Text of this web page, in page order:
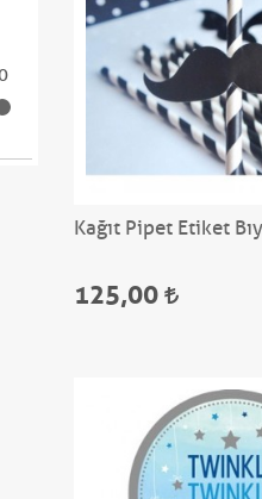
Kağıt Pipet Etiket
125,00